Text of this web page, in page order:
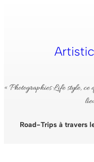
« Photographies Life style,
Road-Trips à travers